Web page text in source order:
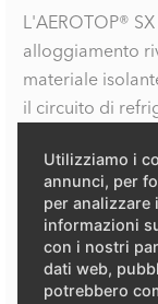
Utilizziamo i
annunci, per
per
informazioni
con i nostri
dati web,
potrebbero
L'AEROTOP®
alloggiamento
materiale
il circuito di
involucro di
riduce al
compressore.